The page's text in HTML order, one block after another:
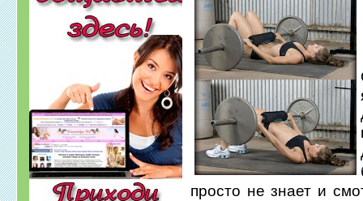
просто не знает и